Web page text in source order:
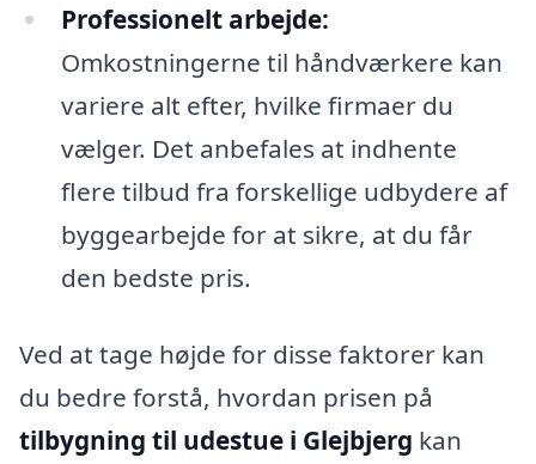
Professionelt arbejde:
Omkostningerne til håndværkere kan
variere alt efter, hvilke firmaer du
vælger. Det anbefales at indhente
flere tilbud fra forskellige udbydere af
byggearbejde for at sikre, at du får
den bedste pris.
Ved at tage højde for disse faktorer kan
du bedre forstå, hvordan prisen på
tilbygning til udestue i Glejbjerg kan